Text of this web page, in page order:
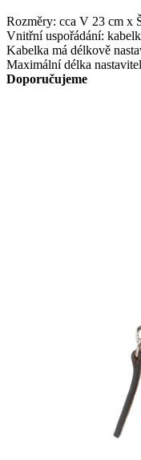
Rozměry: cca V 23 cm x
Vnitřní uspořádání:
Kabelka má délkově
Maximální délka
Doporučujeme